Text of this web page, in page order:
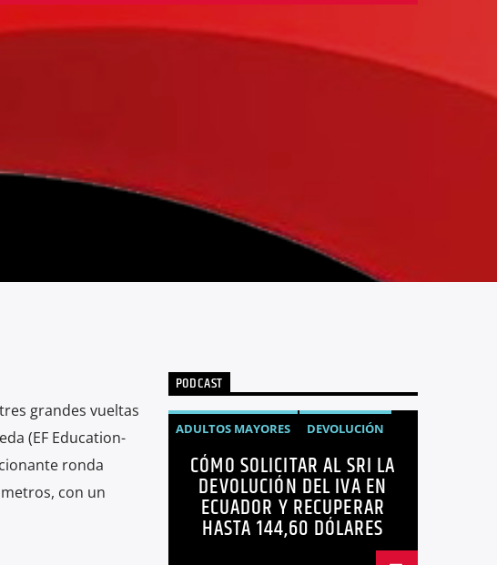
grandes vueltas
(EF Education-
ronda
con un
PODCAST
ADULTOS MAYORES
DEVOLUCIÓN
ECUADOR
NEGOCIOS
NOTICIAS
PERSONAS CON DISCAPACIDAD
CÓMO SOLICITAR AL SRI LA
DEVOLUCIÓN DEL IVA EN
ECUADOR Y RECUPERAR
HASTA 144,60 DÓLARES